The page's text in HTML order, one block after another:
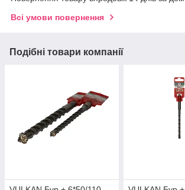
Всі умови повернення
Подібні товари компанії